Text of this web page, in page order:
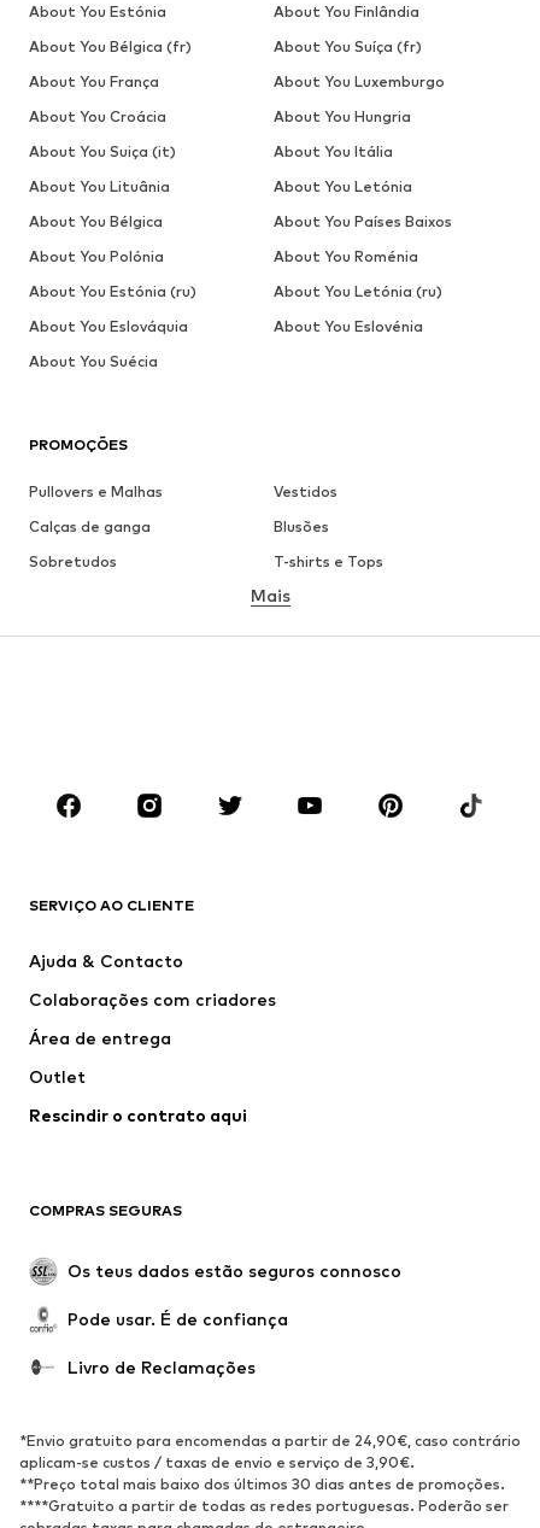
PROMOÇÕES
Pullovers e Malhas
Vestidos
Calças de ganga
Blusões
Sobretudos
T-shirts e Tops
Roupa interior
Acessórios
Premium
Novidades
T-shirts e Tops
Casacos
Pullovers e Malhas
Roupa interior
Sobretudos
Roupa de banho
Ocasiões
Upcycling
SAPATOS
Novidades
altos
Sandálias
Sapatos baixos
Mais
SERVIÇO AO CLIENTE
Ajuda & Contacto
Colaborações com criadores
Área de entrega
Outlet
Rescindir o contrato aqui
COMPRAS SEGURAS
Os teus dados estão seguros connosco
Pode usar. É de confiança
Livro de Reclamações
*Envio gratuito para encomendas a partir de 24,90€, caso contrário
aplicam-se custos / taxas de envio e serviço de 3,90€.
**Preço total mais baixo dos últimos 30 dias antes de promoções.
****Gratuito a partir de todas as redes portuguesas. Poderão ser
About You Estónia
About You Finlândia
About You Bélgica (fr)
About You Suíça (fr)
About You França
About You Luxemburgo
About You Croácia
About You Hungria
About You Suiça (it)
About You Itália
About You Lituânia
About You Letónia
About You Bélgica
About You Países Baixos
About You Polónia
About You Roménia
About You Estónia (ru)
About You Letónia (ru)
About You Eslováquia
About You Eslovénia
About You Suécia